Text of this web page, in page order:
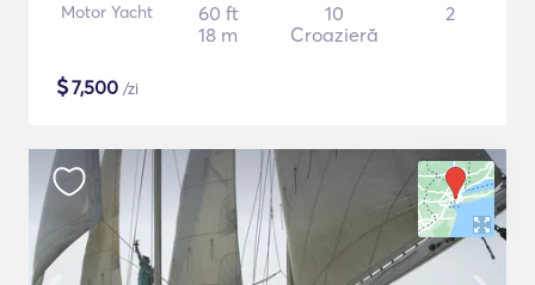
Motor Yacht
60 ft
18 m
10
Croazieră
2
$7,500 /zi